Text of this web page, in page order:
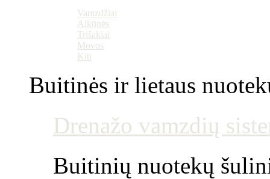
Vamzdžiai
Alkūnės
Trišakiai
Movos
Kiti
Buitinės ir lietaus
Drenažo vamzdių
Buitinių nuotekų